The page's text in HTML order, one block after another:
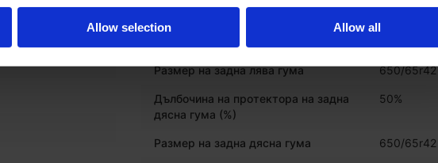
Allow selection Allow all
Дълбочина на протектора на задна
50%
Размер на задна лява гума 650/65r42
Дълбочина на протектора на задна
дясна гума (%)
50%
Размер на задна дясна гума 650/65r42